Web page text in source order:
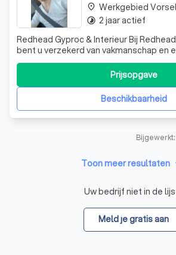
Redhead Gyproc & Interieur Bij
bent u verzekerd van vakmanschap en
aanpak. Als zelfwerkend aannemer
aanwezig op de werf en werk ik actief
Zo bent u zeker van een nauwkeurige
communicatie en eenBeschikbaarheid
Prijsopgave
place Werkgebied
timelapse 2 jaar actief
Toon meer resultaten
Uw bedrijf niet in de
Meld je gratis aan